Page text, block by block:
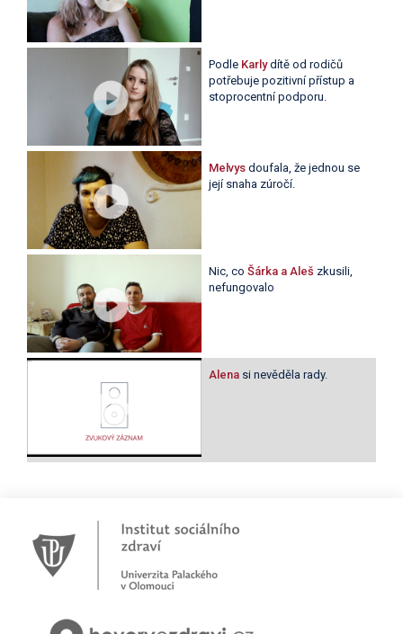
PodleKarlydítě od rodičů
potřebuje pozitivní přístup a
stoprocentní podporu.
Melvys doufala, že jednou se
její snaha zúročí.
Nic, co Šárka a Aleš zkusili,
nefungovalo
Alena si nevěděla rady.